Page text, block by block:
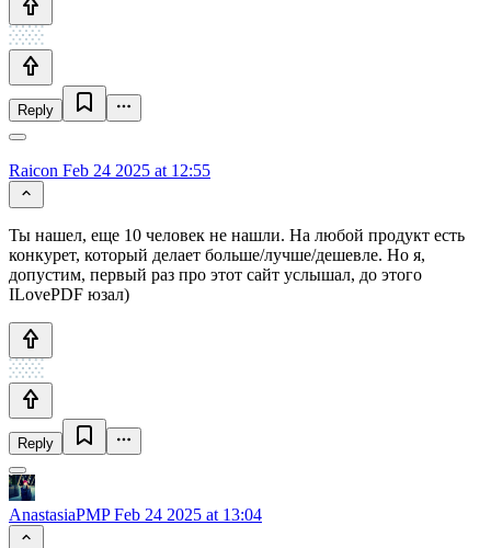
Reply
Raicon Feb 24 2025 at 12:55
Ты нашел, еще 10 человек не нашли. На любой продукт есть
конкурет, который делает больше/лучше/дешевле. Но я,
допустим, первый раз про этот сайт услышал, до этого
ILovePDF юзал)
Reply
AnastasiaPMPFeb 24 2025 at 13:04